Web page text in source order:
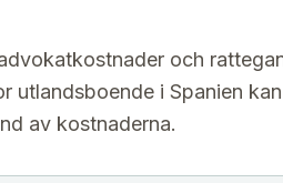
och
utlandsboende i Spanien
av kostnaderna.